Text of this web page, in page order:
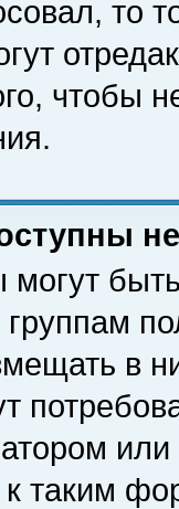
то
чтобы
в
к таким